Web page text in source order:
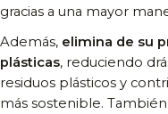
gracias a una mayor
Además, elimina de su
plásticas, reduciendo
residuos plásticos y
más sostenible. También